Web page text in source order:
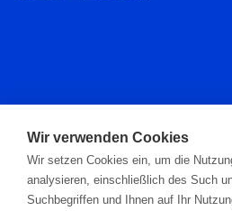
Zahlungsarten
Wir verwenden Cookies
Wir setzen Cookies ein, um die
analysieren, einschließlich des Such
Suchbegriffen und Ihnen auf Ihr